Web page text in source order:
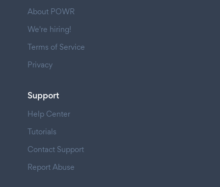
About POWR
We're hiring!
Terms of Service
Privacy
Support
Help Center
Tutorials
Contact Support
Report Abuse